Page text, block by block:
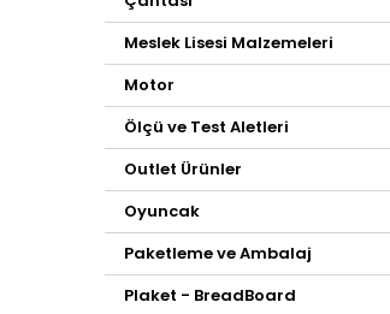
Meslek Lisesi Malzemeleri
Motor
Ölçü ve Test Aletleri
Outlet Ürünler
Oyuncak
Paketleme ve Ambalaj
Plaket - BreadBoard